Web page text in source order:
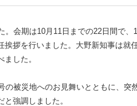
。会期は10月11日までの22日間で
拶を行いました。大野新知事は就
した。
被災地へのお見舞いとともに、突
強調しました。